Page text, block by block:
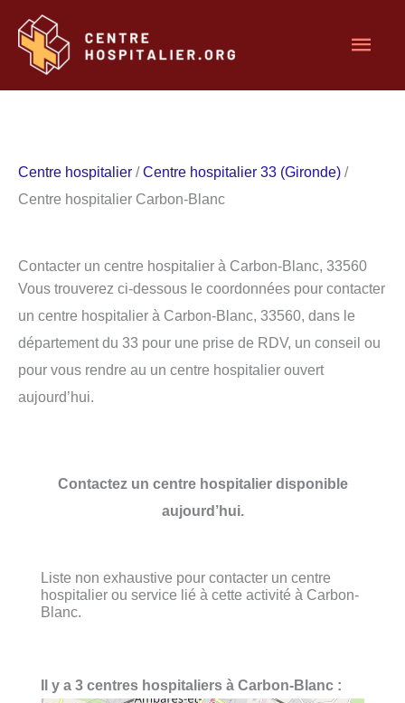
contenu
Centre hospitalier /Centre hospitalier 33 (Gironde) /
Centre hospitalier Carbon-Blanc
Contacter un centre hospitalier à Carbon-Blanc, 33560
Vous trouverez ci-dessous le coordonnées pour contacter
un centre hospitalier à Carbon-Blanc, 33560, dans le
département du 33 pour une prise de RDV, un conseil ou
pour vous rendre au un centre hospitalier ouvert
aujourd’hui.
Contactez un centre hospitalier disponible
aujourd’hui.
Liste non exhaustive pour contacter un centre
hospitalier ou service lié à cette activité à Carbon-
Blanc.
Il y a 3 centres hospitaliers à Carbon-Blanc :